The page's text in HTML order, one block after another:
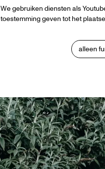
We gebruiken diensten als
toestemming geven tot het
alleen